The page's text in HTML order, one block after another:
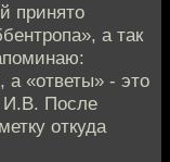
принято
а так
«ответы» - это
И.В. После
откуда